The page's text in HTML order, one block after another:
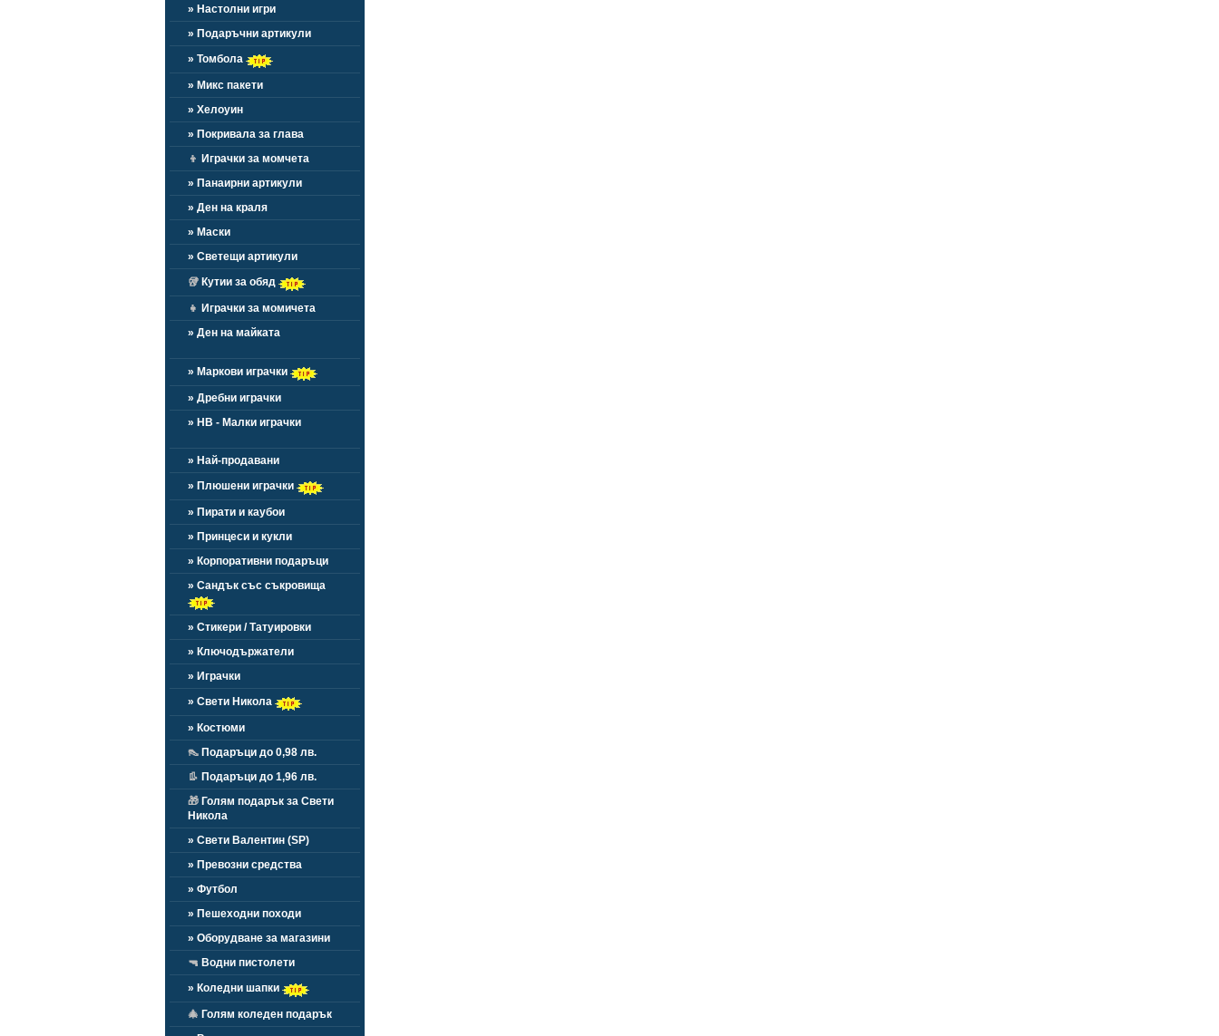
» Настолни игри
» Подаръчни артикули
» Томбола
» Микс пакети
» Хелоуин
» Покривала за глава
👦 Играчки за момчета
» Панаирни артикули
» Ден на краля
» Маски
» Светещи артикули
🥡 Кутии за обяд
👧 Играчки за момичета
» Ден на майката
» Маркови играчки
» Дребни играчки
» HB - Малки играчки
» Най-продавани
» Плюшени играчки
» Пирати и каубои
» Принцеси и кукли
» Корпоративни подаръци
» Сандък със съкровища
» Стикери / Татуировки
» Ключодържатели
» Играчки
» Свети Никола
» Костюми
👠 Подаръци до 0,98 лв.
👢 Подаръци до 1,96 лв.
🎁 Голям подарък за Свети
Никола
» Свети Валентин (SP)
» Превозни средства
» Футбол
» Пешеходни походи
» Оборудване за магазини
🔫 Водни пистолети
» Коледни шапки
🎄 Голям коледен подарък